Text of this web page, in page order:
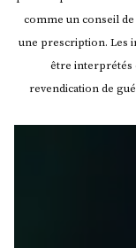
comme un conseil
une prescription. Les
être interprétés
revendication de